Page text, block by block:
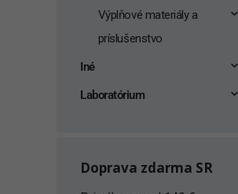
Výplňové materiály a
príslušenstvo
Iné
Laboratórium
Doprava zdarma SR